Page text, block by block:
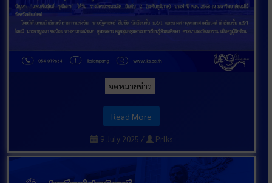
จดหมายข่าว
Read More
9 July 2025 / Prlks